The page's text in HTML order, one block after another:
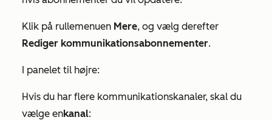
Klik på rullemenuen Mere, og vælg derefter
Rediger kommunikationsabonnementer.
I panelet til højre:
Hvis du har flere kommunikationskanaler, skal du
vælge enkanal: